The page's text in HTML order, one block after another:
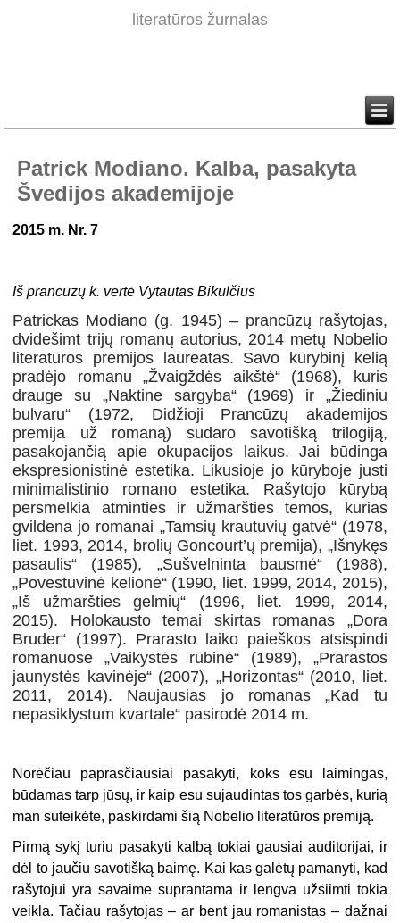
literatūros žurnalas
Patrick Modiano. Kalba, pasakyta
Švedijos akademijoje
2015 m. Nr. 7
Iš prancūzų k. vertė Vytautas Bikulčius
Patrickas Modiano (g. 1945) – prancūzų rašytojas,
dvidešimt trijų romanų autorius, 2014 metų Nobelio
literatūros premijos laureatas. Savo kūrybinį kelią
pradėjo romanu „Žvaigždės aikštė“ (1968), kuris
drauge su „Naktine sargyba“ (1969) ir „Žiediniu
bulvaru“ (1972, Didžioji Prancūzų akademijos
premija už romaną) sudaro savotišką trilogiją,
pasakojančią apie okupacijos laikus. Jai būdinga
ekspresionistinė estetika. Likusioje jo kūryboje justi
minimalistinio romano estetika. Rašytojo kūrybą
persmelkia atminties ir užmaršties temos, kurias
gvildena jo romanai „Tamsių krautuvių gatvė“ (1978,
liet. 1993, 2014, brolių Goncourt’ų premija), „Išnykęs
pasaulis“ (1985), „Sušvelninta bausmė“ (1988),
„Povestuvinė kelionė“ (1990, liet. 1999, 2014, 2015),
„Iš užmaršties gelmių“ (1996, liet. 1999, 2014,
2015). Holokausto temai skirtas romanas „Dora
Bruder“ (1997). Prarasto laiko paieškos atsispindi
romanuose „Vaikystės rūbinė“ (1989), „Prarastos
jaunystės kavinėje“ (2007), „Horizontas“ (2010, liet.
2011, 2014). Naujausias jo romanas „Kad tu
nepasiklystum kvartale“ pasirodė 2014 m.
Norėčiau paprasčiausiai pasakyti, koks esu laimingas,
būdamas tarp jūsų, ir kaip esu sujaudintas tos garbės, kurią
man suteikėte, paskirdami šią Nobelio literatūros premiją.
Pirmą sykį turiu pasakyti kalbą tokiai gausiai auditorijai, ir
dėl to jaučiu savotišką baimę. Kai kas galėtų pamanyti, kad
rašytojui yra savaime suprantama ir lengva užsiimti tokia
veikla. Tačiau rašytojas – ar bent jau romanistas – dažnai